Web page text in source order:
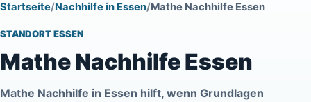
Startseite/Nachhilfe in Essen/Mathe Nachhilfe Essen
STANDORT ESSEN
Mathe Nachhilfe Essen
Mathe Nachhilfe in Essen hilft, wenn Grundlagen